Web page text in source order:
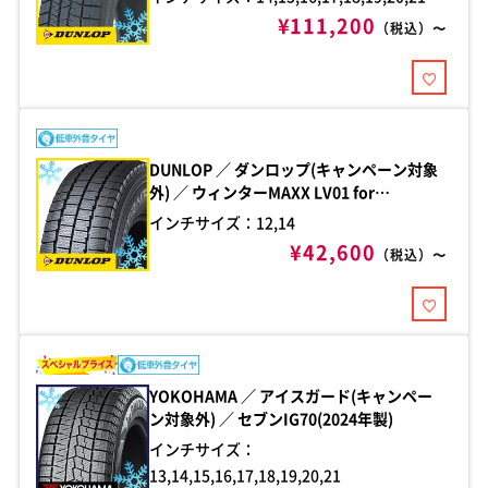
¥111,200 （税込）〜
DUNLOP ／ ダンロップ(キャンペーン対象
外) ／ ウィンターMAXX LV01 for
VAN(2024年製)
インチサイズ：12,14
¥42,600 （税込）〜
YOKOHAMA ／ アイスガード(キャンペー
ン対象外) ／ セブンIG70(2024年製)
インチサイズ：
13,14,15,16,17,18,19,20,21